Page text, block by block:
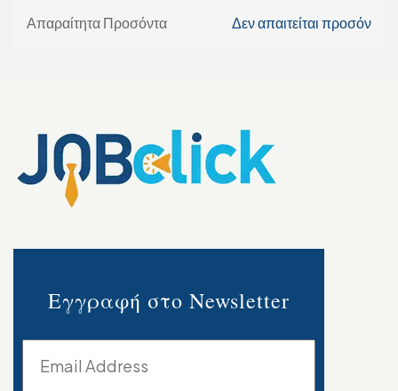
Απαραίτητα Προσόντα Δεν απαιτείται προσόν
Εγγραφή στο Newsletter